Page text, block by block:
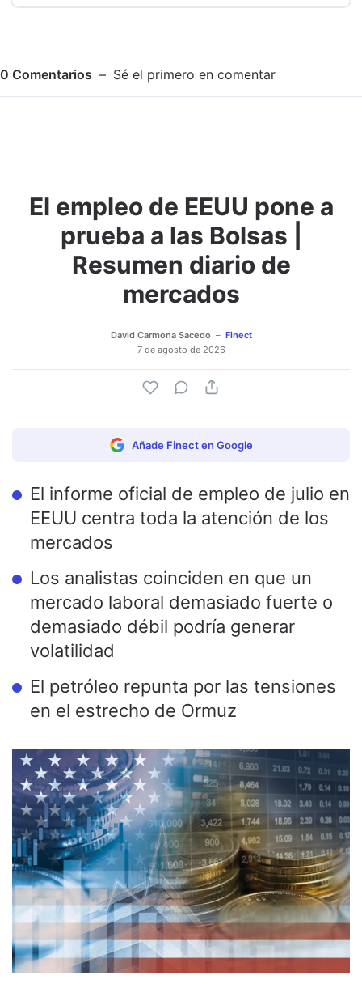
0 Comentarios Sé el primero en comentar
Adjuntar imagen Comentar
El empleo de EEUU pone a
prueba a las Bolsas |
Resumen diario de
mercados
David Carmona Sacedo
Finect
7 de agosto de 2026
Añade Finect en Google
El informe oficial de empleo de julio en
EEUU centra toda la atención de los
mercados
Los analistas coinciden en que un
mercado laboral demasiado fuerte o
demasiado débil podría generar
volatilidad
El petróleo repunta por las tensiones
en el estrecho de Ormuz